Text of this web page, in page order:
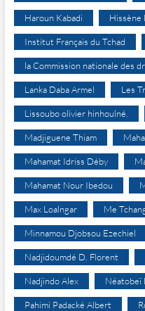
Haroun Kabadi Hissène
Institut Français du Tchad
la Commission nationale des
Lanka Daba Armel Les
Lissoubo olivier hinhoulné.
Madjiguene Thiam
Mahamat Idriss Déby
Mahamat Nour Ibedou
Max Loalngar Me
Minnamou Djobsou Ezechiel
Nadjidoumdé D. Florent
Nadjindo Alex Néatobeï
Pahimi Padacké Albert